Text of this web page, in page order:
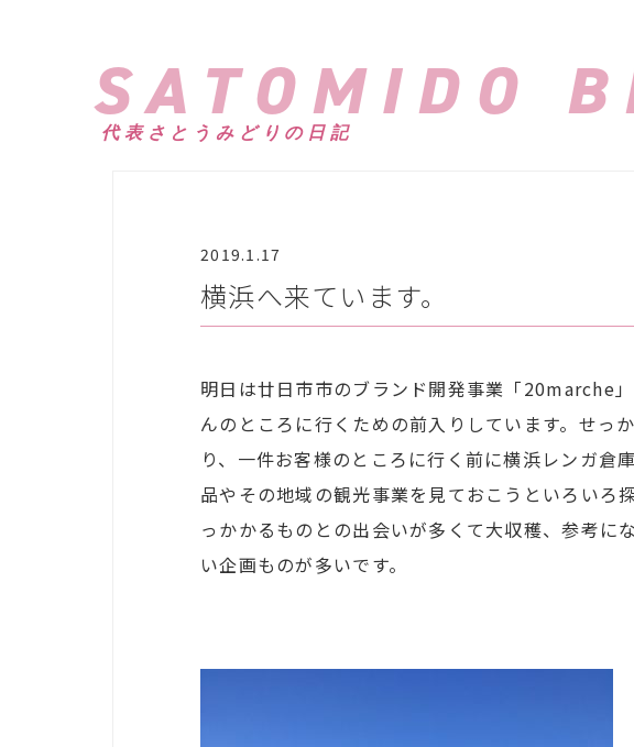
SATOMIDO
代表さとうみどりの日記
2019.1.17
横浜へ来ています。
明日は廿日市市のブランド開発事業「20marche
んのところに行くための前入りしています。せっ
り、一件お客様のところに行く前に横浜レンガ
品やその地域の観光事業を見ておこうといろいろ
っかかるものとの出会いが多くて大収穫、参考に
い企画ものが多いです。